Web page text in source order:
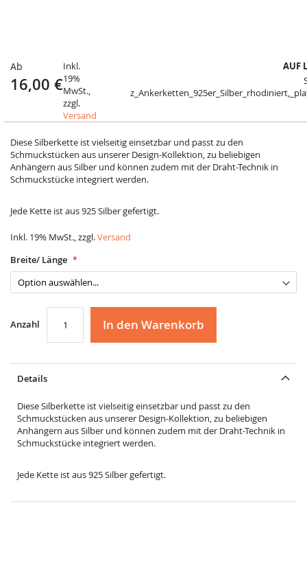
Ab
16,00 €
Inkl.
19%
MwSt.,
zzgl.
Versand
AUF
Diese Silberkette ist vielseitig einsetzbar und passt zu den
Schmuckstücken aus unserer Design-Kollektion, zu beliebigen
Anhängern aus Silber und können zudem mit der Draht-Technik in
Schmuckstücke integriert werden.
Jede Kette ist aus 925 Silber gefertigt.
Inkl. 19% MwSt., zzgl.Versand
Breite/ Länge
Anzahl In den Warenkorb
Details
Diese Silberkette ist vielseitig einsetzbar und passt zu den
Schmuckstücken aus unserer Design-Kollektion, zu beliebigen
Anhängern aus Silber und können zudem mit der Draht-Technik in
Schmuckstücke integriert werden.
Jede Kette ist aus 925 Silber gefertigt.